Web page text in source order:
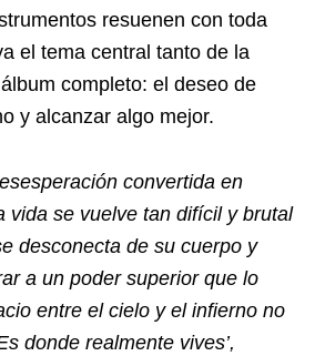
resuenen con toda
el tema central tanto de la
completo: el deseo de
y alcanzar algo mejor.
convertida en
vida se vuelve tan difícil y brutal
desconecta de su cuerpo y
a un poder superior que lo
entre el cielo y el infierno no
donde realmente vives’,